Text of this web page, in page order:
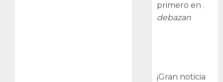
primero en .
debazan
¡Gran noticia